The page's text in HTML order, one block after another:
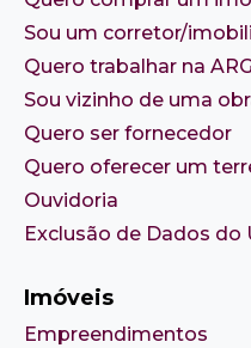
Sou um corretor/
Quero trabalhar na
Sou vizinho de uma
Quero ser fornecedor
Quero oferecer um
Ouvidoria
Exclusão de Dados do
Imóveis
Empreendimentos